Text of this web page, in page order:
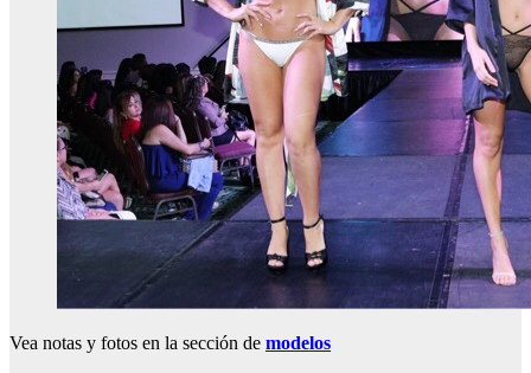
Vea notas y fotos en la sección de modelos